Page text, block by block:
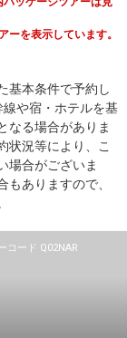
ーを表示しています。
基本条件で予約し
や宿・ホテルを基
なる場合がありま
状況等により、こ
場合がございま
ありますので、
コード Q02NAR